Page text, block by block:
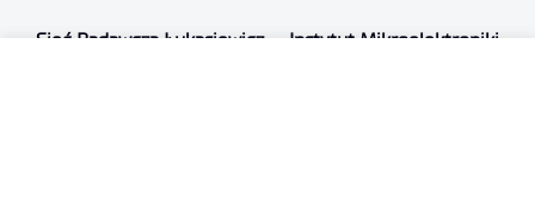
Sieć Badawcza Łukasiewicz — Instytut Mikroelektroniki